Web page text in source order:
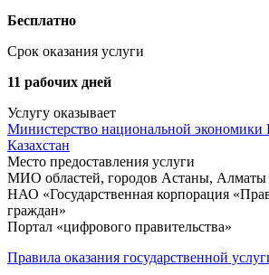
Бесплатно
Срок оказания услуги
11 рабочих дней
Услугу оказывает
Министерство национальной экономики
Казахстан
Место предоставления услуги
МИО областей, городов Астаны,
НАО «Государственная корпорация
граждан»
Портал «цифрового правительства»
Правила оказания государственной